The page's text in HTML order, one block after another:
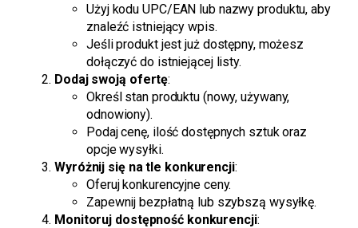
Użyj kodu UPC/EAN lub nazwy produktu, aby
znaleźć istniejący wpis.
Jeśli produkt jest już dostępny, możesz
dołączyć do istniejącej listy.
Dodaj swoją ofertę:
Określ stan produktu (nowy, używany,
odnowiony).
Podaj cenę, ilość dostępnych sztuk oraz
opcje wysyłki.
Wyróżnij się na tle konkurencji:
Oferuj konkurencyjne ceny.
Zapewnij bezpłatną lub szybszą wysyłkę.
Monitoruj dostępność konkurencji: